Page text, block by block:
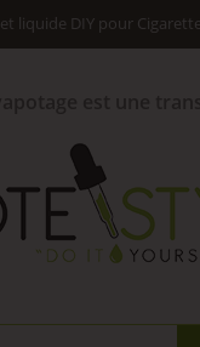
liquide DIY pour